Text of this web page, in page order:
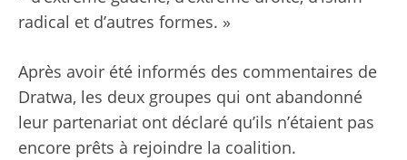
radical et d’autres formes. »
Après avoir été informés des commentaires de
Dratwa, les deux groupes qui ont abandonné
leur partenariat ont déclaré qu’ils n’étaient pas
encore prêts à rejoindre la coalition.